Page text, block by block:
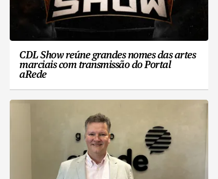
CDL Show reúne grandes nomes das artes
marciais com transmissão do Portal
aRede